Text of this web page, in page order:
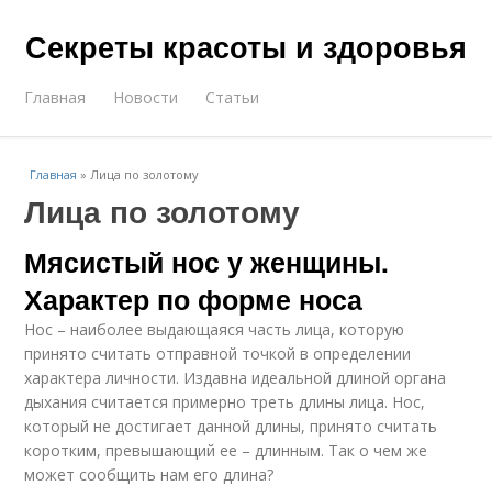
Секреты красоты и здоровья
Главная Новости Статьи
Главная »Лица по золотому
Лица по золотому
Мясистый нос у женщины.
Характер по форме носа
Нос – наиболее выдающаяся часть лица, которую
принято считать отправной точкой в определении
характера личности. Издавна идеальной длиной органа
дыхания считается примерно треть длины лица. Нос,
который не достигает данной длины, принято считать
коротким, превышающий ее – длинным. Так о чем же
может сообщить нам его длина?